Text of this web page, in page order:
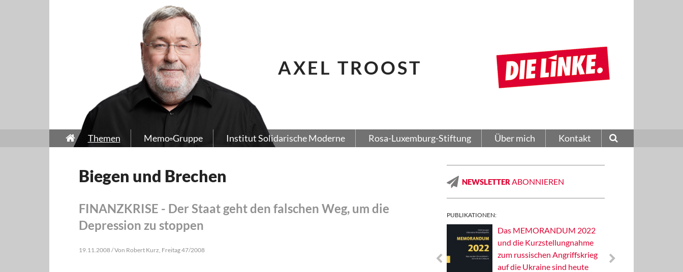
AXEL TROOST
Themen Memo-Gruppe Institut Solidarische Moderne Rosa-Luxemburg-Stiftung Über mich Kontakt
Biegen und Brechen
FINANZKRISE - Der Staat geht den falschen Weg, um die
Depression zu stoppen
19.11.2008 / Von Robert Kurz, Freitag 47/2008
NEWSLETTER ABONNIEREN
PUBLIKATIONEN:
Das MEMORANDUM 2022
und die Kurzstellungnahme
zum russischen Angriffskrieg
auf die Ukraine sind heute